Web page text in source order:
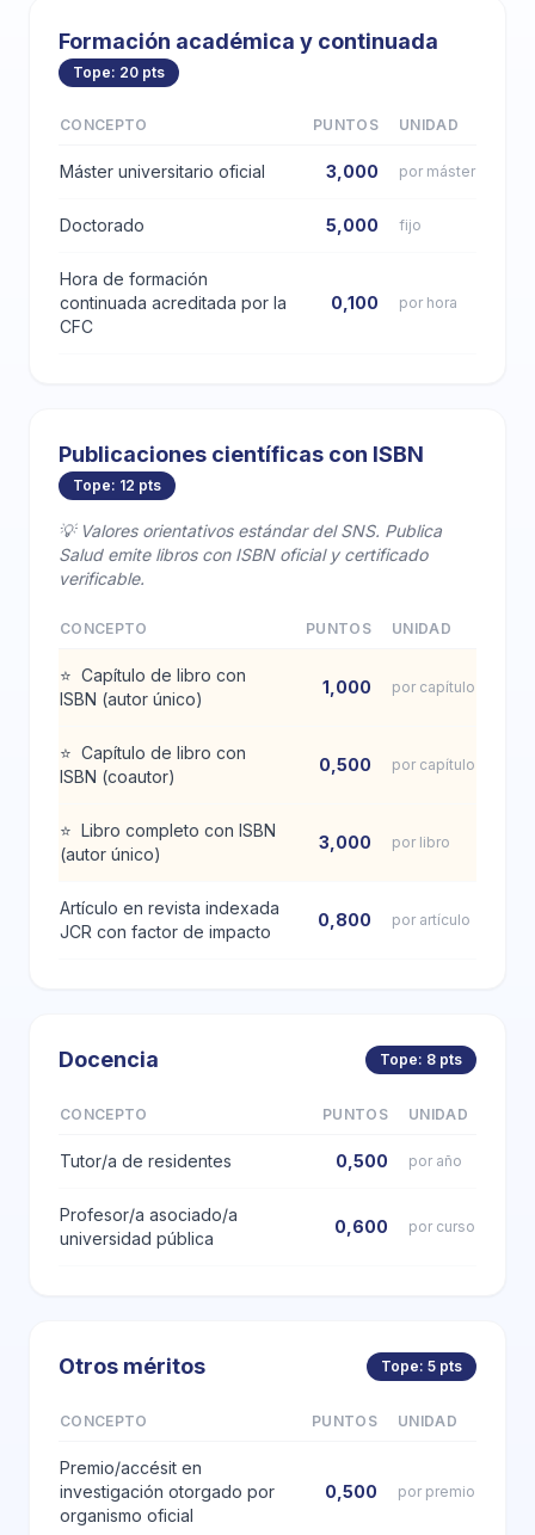
Formación académica y continuada
Tope: 20 pts
CONCEPTO PUNTOS UNIDAD
Máster universitario oficial 3,000 por máster
Doctorado 5,000 fijo
Hora de formación
continuada acreditada por la
CFC
0,100 por hora
Publicaciones científicas con ISBN
Tope: 12 pts
💡 Valores orientativos estándar del SNS. Publica
Salud emite libros con ISBN oficial y certificado
verificable.
CONCEPTO PUNTOS UNIDAD
⭐ Capítulo de libro con
ISBN (autor único)
1,000 por capítulo
⭐ Capítulo de libro con
ISBN (coautor)
0,500 por capítulo
⭐ Libro completo con ISBN
(autor único)
3,000 por libro
Artículo en revista indexada
JCR con factor de impacto
0,800 por artículo
Docencia Tope: 8 pts
CONCEPTO PUNTOS UNIDAD
Tutor/a de residentes 0,500 por año
Profesor/a asociado/a
universidad pública
0,600 por curso
Otros méritos Tope: 5 pts
CONCEPTO PUNTOS UNIDAD
Premio/accésit en
investigación otorgado por
organismo oficial
0,500 por premio